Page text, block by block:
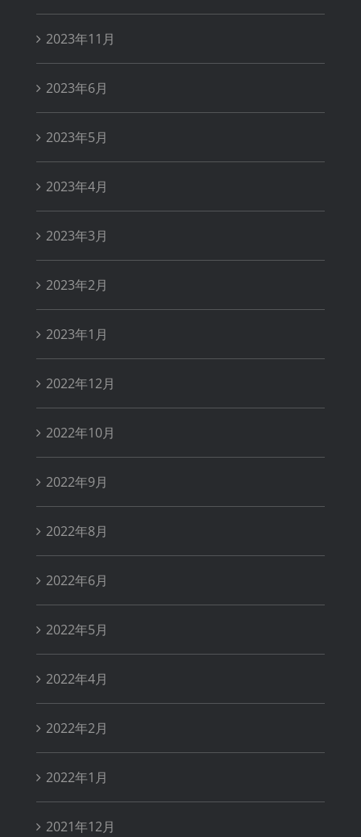
2023年11月
2023年6月
2023年5月
2023年4月
2023年3月
2023年2月
2023年1月
2022年12月
2022年10月
2022年9月
2022年8月
2022年6月
2022年5月
2022年4月
2022年2月
2022年1月
2021年12月